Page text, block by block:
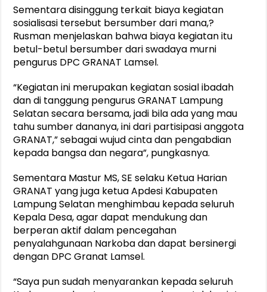
Sementara disinggung terkait biaya kegiatan
sosialisasi tersebut bersumber dari mana,?
Rusman menjelaskan bahwa biaya kegiatan itu
betul-betul bersumber dari swadaya murni
pengurus DPC GRANAT Lamsel.
“Kegiatan ini merupakan kegiatan sosial ibadah
dan di tanggung pengurus GRANAT Lampung
Selatan secara bersama, jadi bila ada yang mau
tahu sumber dananya, ini dari partisipasi anggota
GRANAT,” sebagai wujud cinta dan pengabdian
kepada bangsa dan negara”, pungkasnya.
Sementara Mastur MS, SE selaku Ketua Harian
GRANAT yang juga ketua Apdesi Kabupaten
Lampung Selatan menghimbau kepada seluruh
Kepala Desa, agar dapat mendukung dan
berperan aktif dalam pencegahan
penyalahgunaan Narkoba dan dapat bersinergi
dengan DPC Granat Lamsel.
“Saya pun sudah menyarankan kepada seluruh